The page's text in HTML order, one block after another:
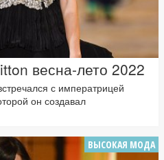
весна-лето 2022
с императрицей
он создавал
ВЫСОКАЯ МОДА